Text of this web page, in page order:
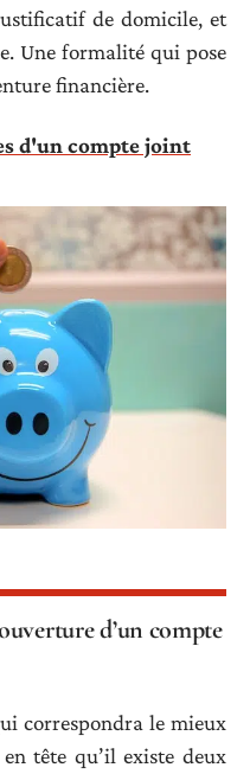
de domicile, et
Une formalité qui pose
financière.
d'un compte joint
d’un compte
correspondra le mieux
tête qu’il existe deux